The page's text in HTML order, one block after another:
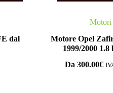
dal
Motori
Motore Opel
1999/2000 1.8
Da 300.00€